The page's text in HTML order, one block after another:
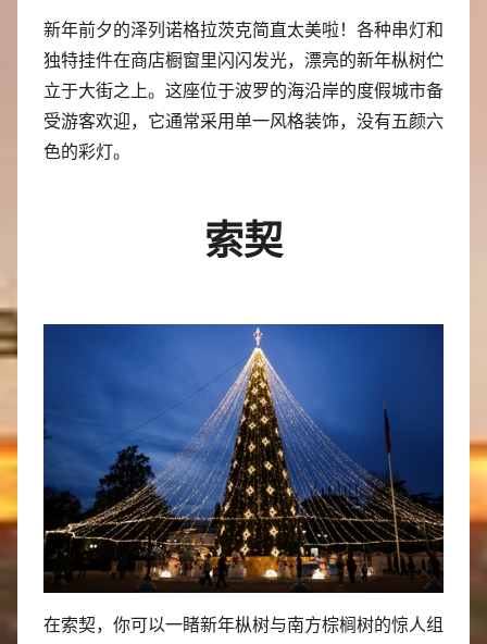
新年前夕的泽列诺格拉茨克简直太美啦！各种串灯和
独特挂件在商店橱窗里闪闪发光，漂亮的新年枞树伫
立于大街之上。这座位于波罗的海沿岸的度假城市备
受游客欢迎，它通常采用单一风格装饰，没有五颜六
色的彩灯。
索契
在索契，你可以一睹新年枞树与南方棕榈树的惊人组